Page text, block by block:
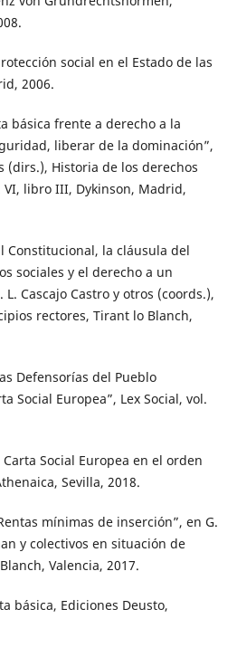
social en el Estado de las
2006.
básica frente a derecho a la
liberar de la dominación”,
(dirs.), Historia de los derechos
libro III, Dykinson, Madrid,
Constitucional, la cláusula del
sociales y el derecho a un
Cascajo Castro y otros (coords.),
rectores, Tirant lo Blanch,
Defensorías del Pueblo
Social Europea”, Lex Social, vol.
Carta Social Europea en el orden
Sevilla, 2018.
mínimas de inserción”, en G.
y colectivos en situación de
Valencia, 2017.
básica, Ediciones Deusto,